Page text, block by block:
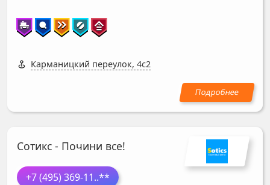
Карманицкий переулок, 4с2
Сотикс - Почини все!
+7 (495) 369-11..**